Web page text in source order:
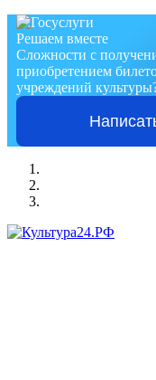
Решаем вместе
Сложности с
приобретением
учреждений